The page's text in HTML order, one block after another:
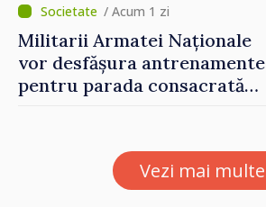
Forumul Diasporei
/ Acum 1 zi
Militarii Armatei Naționale
vor desfășura antrenamente
pentru parada consacrată
Vezi mai multe